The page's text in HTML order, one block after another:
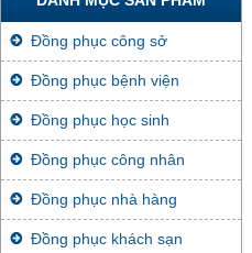
Đồng phục công sở
Đồng phục bệnh viện
Đồng phục học sinh
Đồng phục công nhân
Đồng phục nhà hàng
Đồng phục khách sạn